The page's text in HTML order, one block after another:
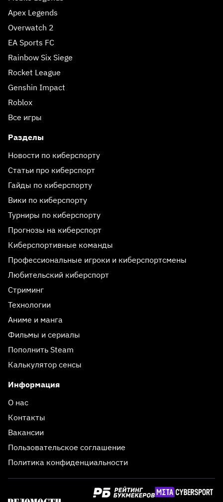
Apex Legends
Overwatch 2
EA Sports FC
Rainbow Six Siege
Rocket League
Genshin Impact
Roblox
Все игры
Разделы
Новости по киберспорту
Статьи про киберспорт
Гайды по киберспорту
Вики по киберспорту
Турниры по киберспорту
Прогнозы на киберспорт
Киберспортивные команды
Профессиональные игроки и киберспортсмены
Любительский киберспорт
Стриминг
Технологии
Аниме и манга
Фильмы и сериалы
Пополнить Steam
Калькулятор сенсы
Информация
О нас
Контакты
Вакансии
Пользовательское соглашение
Политика конфиденциальности